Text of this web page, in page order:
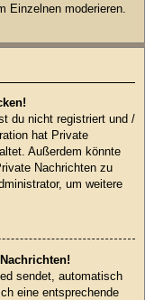
Einzelnen moderieren.
du nicht registriert und /
hat Private
Außerdem könnte
Nachrichten zu
um weitere
sendet, automatisch
eine entsprechende